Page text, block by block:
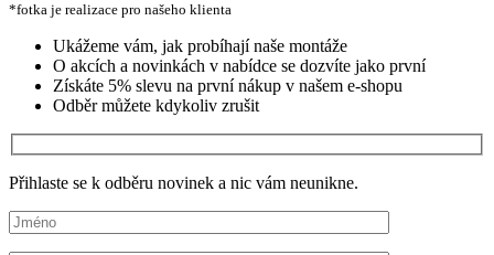
*fotka je realizace pro našeho klienta
Ukážeme vám, jak probíhají naše montáže
O akcích a novinkách v nabídce se dozvíte jako první
Získáte 5% slevu na první nákup v našem e-shopu
Odběr můžete kdykoliv zrušit
Přihlaste se k odběru novinek a nic vám neunikne.